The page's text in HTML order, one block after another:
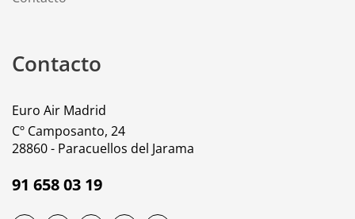
Contacto
Euro Air Madrid
Cº Camposanto, 24
28860 - Paracuellos del Jarama
91 658 03 19